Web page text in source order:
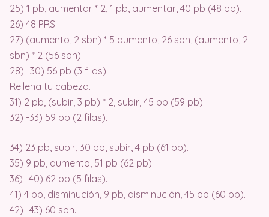
25) 1 pb, aumentar * 2, 1 pb, aumentar, 40 pb (48 pb).
26) 48 PRS.
27) (aumento, 2 sbn) * 5 aumento, 26 sbn, (aumento, 2
sbn) * 2 (56 sbn).
28) -30) 56 pb (3 filas).
Rellena tu cabeza.
31) 2 pb, (subir, 3 pb) * 2, subir, 45 pb (59 pb).
32) -33) 59 pb (2 filas).
34) 23 pb, subir, 30 pb, subir, 4 pb (61 pb).
35) 9 pb, aumento, 51 pb (62 pb).
36) -40) 62 pb (5 filas).
41) 4 pb, disminución, 9 pb, disminución, 45 pb (60 pb).
42) -43) 60 sbn.